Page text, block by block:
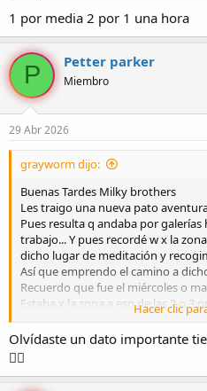
1 por media 2 por 1 una hora
P Petter parker
Miembro
29 Abr 2026
grayworm dijo:
Buenas Tardes Milky brothers
Les traigo una nueva pato
Pues resulta q andaba por
trabajo... Y pues recordé w x la
dicho lugar de meditación y
Así que emprendo el camino a
Recuerdo que fue el miércoles o
Estaba x la zona a eso de las 2 o 3
Llegué al lugar...... Y al recibirme
de una figura singular....
Alta de una cintura como de Barbie
Con una actitud sin igual y una
Hacer clic
Olvídaste un dato importante
😮‍💨